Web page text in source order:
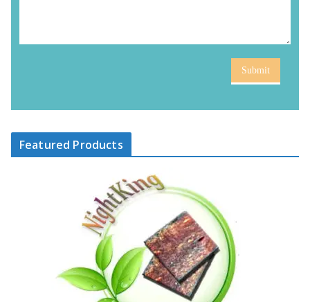
Submit
Featured Products